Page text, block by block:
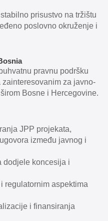
prisustvo na tržištu
poslovno okruženje i
pravnu podršku
za javno-
Bosne i Hercegovine.
JPP projekata,
između javnog i
dodjele koncesija i
regulatornim aspektima
i finansiranja